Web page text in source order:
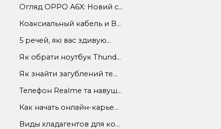
Огляд OPPO A6X: Новий с...
Коаксиальный кабель и В...
5 речей, які вас здивую...
Як обрати ноутбук Thund...
Як знайти загублений те...
Телефон Realme та навуш...
Как начать онлайн-карье...
Виды хладагентов для ко...